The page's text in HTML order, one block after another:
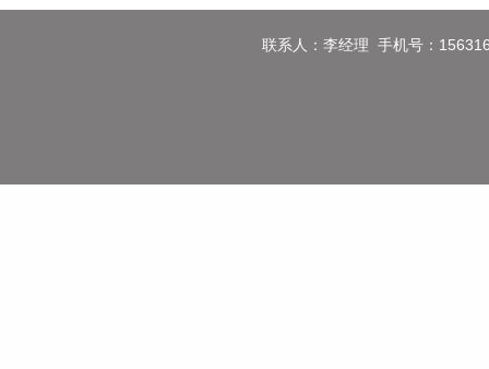
联系人：李经理 手机号：